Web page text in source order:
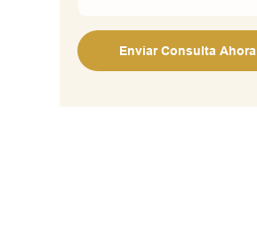
Enviar Consulta Ahora